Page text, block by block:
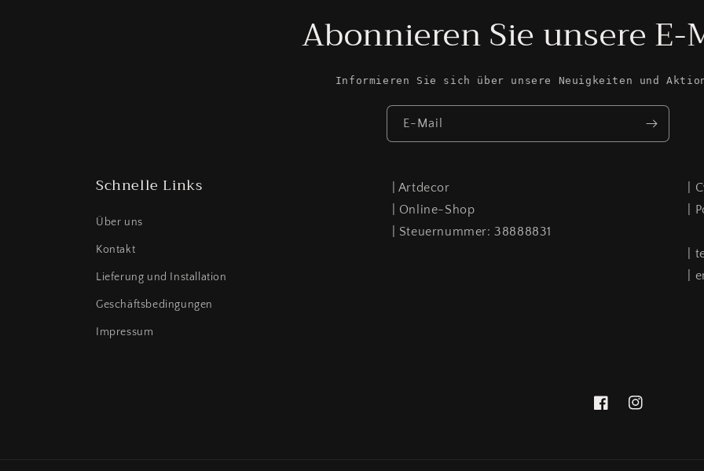
Abonnieren Sie unsere E-
Informieren Sie sich über unsere Neuigkeiten und
E-Mail
Schnelle Links
Über uns
Kontakt
Lieferung und Installation
Geschäftsbedingungen
Impressum
| Artdecor
| Online-Shop
| Steuernummer: 38888831
|
|
|
|
FacebookInstagram